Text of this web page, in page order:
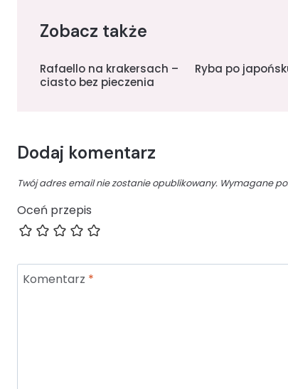
Zobacz także
Rafaello na krakersach –
ciasto bez pieczenia
Ryba po
Dodaj komentarz
Twój adres email nie zostanie opublikowany. Wymagane
Oceń przepis
Komentarz *